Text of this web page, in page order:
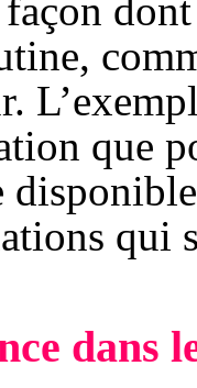
que
qui
dans